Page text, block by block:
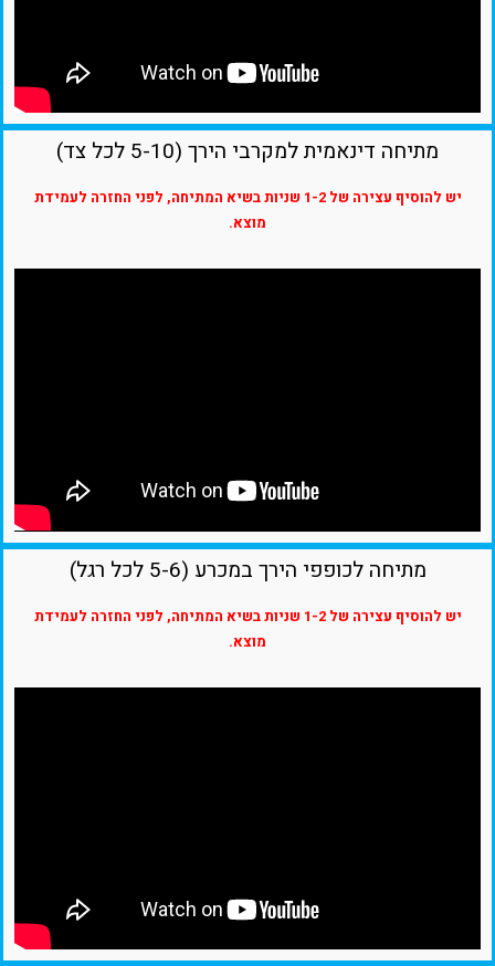
מתיחה דינאמית למקרבי הירך (5-10 לכל צד)
יש להוסיף עצירה של 1-2 שניות בשיא המתיחה, לפני החזרה לעמידת
מוצא.
מתיחה לכופפי הירך במכרע (5-6 לכל רגל)
יש להוסיף עצירה של 1-2 שניות בשיא המתיחה, לפני החזרה לעמידת
מוצא.